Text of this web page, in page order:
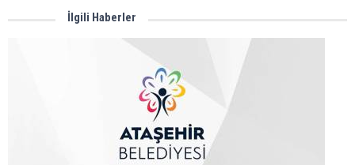
İlgili Haberler